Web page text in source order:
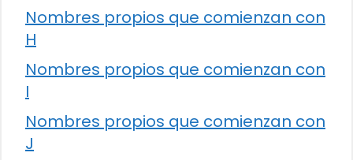
Nombres propios que comienzan con
H
Nombres propios que comienzan con
I
Nombres propios que comienzan con
J